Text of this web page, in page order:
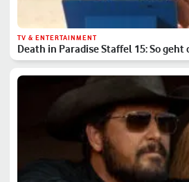
TV & ENTERTAINMENT
Death in Paradise Staffel 15: So